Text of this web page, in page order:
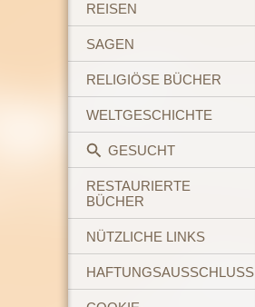
REISEN
SAGEN
RELIGIÖSE BÜCHER
WELTGESCHICHTE
GESUCHT
RESTAURIERTE
BÜCHER
NÜTZLICHE LINKS
HAFTUNGSAUSSCHLUSS